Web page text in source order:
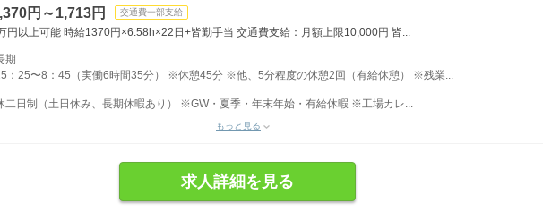
円～1,713円 交通費一部支給
円以上可能 時給1370円×6.58h×22日+皆勤手当 交通費支給：月額上限10,000円 皆...
長期
：25〜8：45（実働6時間35分） ※休憩45分 ※他、5分程度の休憩2回（有給休憩） ※残業...
二日制（土日休み、長期休暇あり） ※GW・夏季・年末年始・有給休暇 ※工場カレ...
もっと見る
求人詳細を見る